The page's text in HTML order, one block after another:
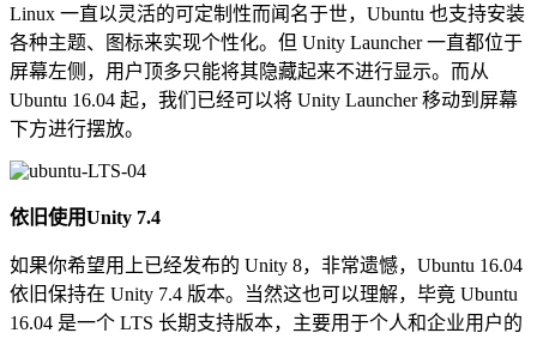
Linux 一直以灵活的可定制性而闻名于世，Ubuntu 也支持安装
各种主题、图标来实现个性化。但 Unity Launcher 一直都位于
屏幕左侧，用户顶多只能将其隐藏起来不进行显示。而从
Ubuntu 16.04 起，我们已经可以将 Unity Launcher 移动到屏幕
下方进行摆放。
依旧使用Unity 7.4
如果你希望用上已经发布的 Unity 8，非常遗憾，Ubuntu 16.04
依旧保持在 Unity 7.4 版本。当然这也可以理解，毕竟 Ubuntu
16.04 是一个 LTS 长期支持版本，主要用于个人和企业用户的